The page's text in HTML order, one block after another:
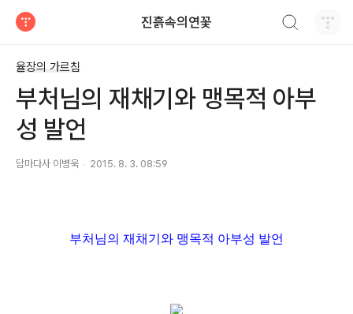
진흙속의연꽃
율장의 가르침
부처님의 재채기와 맹목적 아부
성 발언
담마다사 이병욱 2015. 8. 3. 08:59
부처님의 재채기와 맹목적 아부성 발언